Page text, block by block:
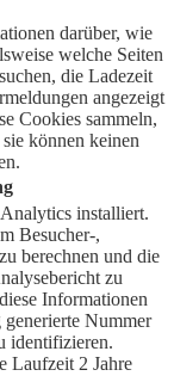
darüber, wie
welche Seiten
die Ladezeit
angezeigt
Cookies sammeln,
können keinen
installiert.
Besucher-,
berechnen und die
zu
Informationen
Nummer
identifizieren.
Laufzeit 2 Jahre